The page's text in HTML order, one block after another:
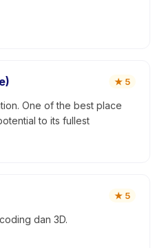
★ 5
One of the best place
to its fullest
★ 5
dan 3D.